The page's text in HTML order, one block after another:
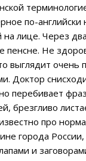
по-
лице. Через
пенсне. Не
выглядит очень
Доктор
перебивает
брезгливо
про
города
и